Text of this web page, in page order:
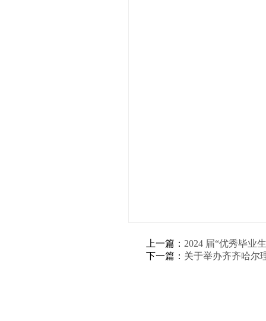
上一篇： 2024 届“优秀毕业
下一篇： 关于举办齐齐哈尔